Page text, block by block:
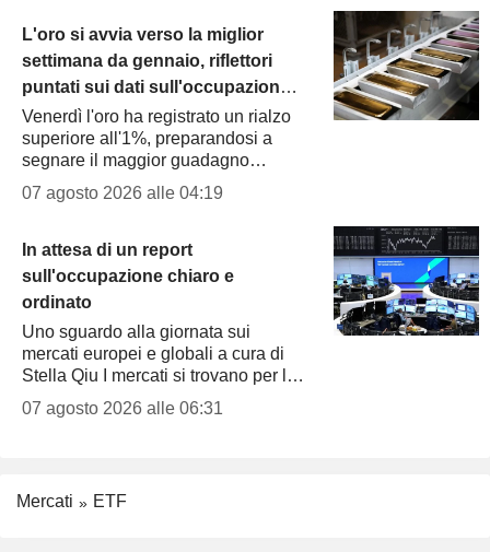
L'oro si avvia verso la miglior
settimana da gennaio, riflettori
puntati sui dati sull'occupazione
negli Stati Uniti
Venerdì l'oro ha registrato un rialzo
superiore all'1%, preparandosi a
segnare il maggior guadagno
settimanale da gennaio. A sostenere
il metallo prezioso è stata la
07 agosto 2026 alle 04:19
In attesa di un report
sull'occupazione chiaro e
ordinato
Uno sguardo alla giornata sui
mercati europei e globali a cura di
Stella Qiu I mercati si trovano per lo
più in una fase di attesa, con i trader
che restano alla finestra prima del...
07 agosto 2026 alle 06:31
Mercati ETF